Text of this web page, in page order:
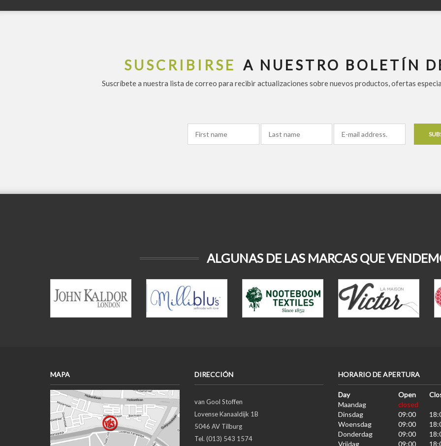
SUSCRIBIRSE A NUESTRO BOLETÍN
Suscríbete a nuestra lista de correo para recibir actualizaciones sobre nuevos productos, ofertas
ALGUNAS DE LAS MARCAS QUE
MAPA DIRECCIÓN
van Gool Stoffen
Lovense Kanaaldijk 1B
5046 AV Tilburg
Tel. (013) 543 1574
HORARIO DE APERTURA
Day Open
Maandag
closed
Dinsdag
09:00
Woensdag
09:00
Donderdag
09:00
Vrijdag
09:00